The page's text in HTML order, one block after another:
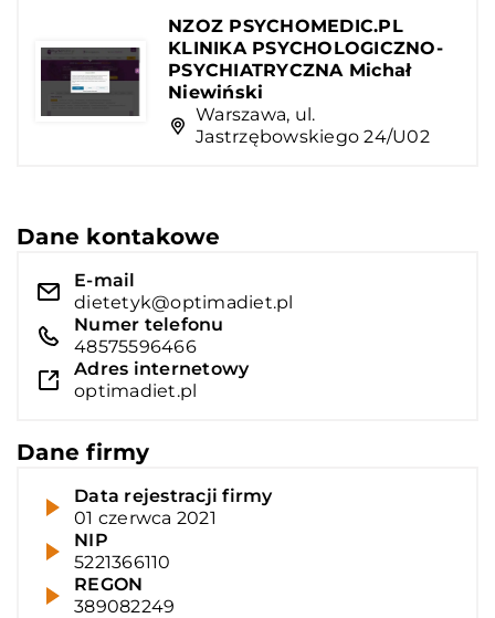
NZOZ PSYCHOMEDIC.PL
KLINIKA PSYCHOLOGICZNO-
PSYCHIATRYCZNA Michał
Niewiński
Warszawa, ul.
Jastrzębowskiego 24/U02
Dane kontakowe
E-mail
dietetyk@optimadiet.pl
Numer telefonu
48575596466
Adres internetowy
optimadiet.pl
Dane firmy
Data rejestracji firmy
01 czerwca 2021
NIP
5221366110
REGON
389082249